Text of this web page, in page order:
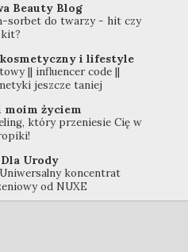
Beauty Blog
sorbet do twarzy - hit czy
kit?
i lifestyle
|| influencer code ||
jeszcze taniej
moim życiem
który przeniesie Cię w
Urody
koncentrat
od NUXE